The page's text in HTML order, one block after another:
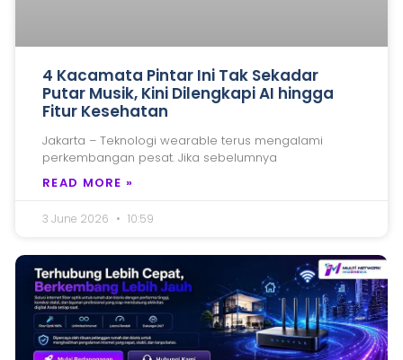
4 Kacamata Pintar Ini Tak Sekadar
Putar Musik, Kini Dilengkapi AI hingga
Fitur Kesehatan
Jakarta – Teknologi wearable terus mengalami
perkembangan pesat. Jika sebelumnya
READ MORE »
3 June 2026 10:59